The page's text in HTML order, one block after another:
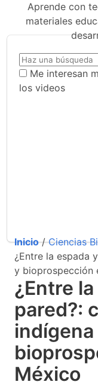
Aprende con
materiales
Me interesan
los videos
Inicio/Ciencias
¿Entre la espada
y bioprospección
¿Entre
pared?:
indígena
México